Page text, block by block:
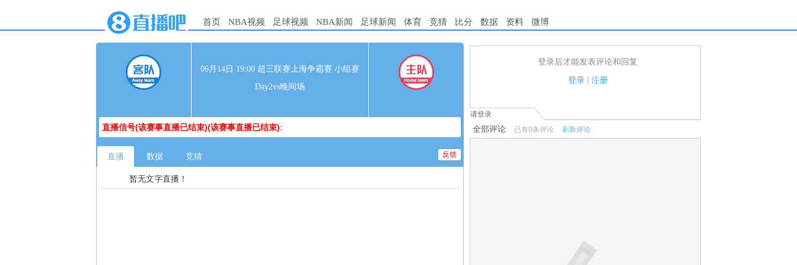
首页 NBA视频 足球视频 NBA新闻 足球新闻 体育 竞猜 比分 数据 资料 微博
06月14日 19:00 超三联赛上海争霸赛 小组赛
Day2vs晚间场
直播信号(该赛事直播已结束)(该赛事直播已结束):
直播 数据 竞猜 反馈
暂无文字直播！
登录后才能发表评论和回复
登录| 注册
1.电脑端新用户可以发表评论了！
请登录
全部评论 已有0条评论 刷新评论